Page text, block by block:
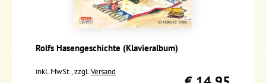
Rolfs Hasengeschichte (Klavieralbum)
inkl. MwSt., zzgl.Versand